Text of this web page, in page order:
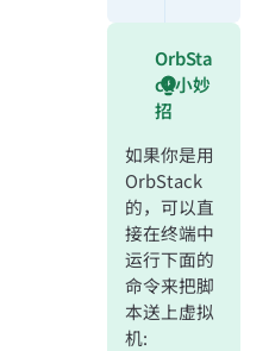
OrbSta
ck小妙
招
如果你是用
OrbStack
的，可以直
接在终端中
运行下面的
命令来把脚
本送上虚拟
机: